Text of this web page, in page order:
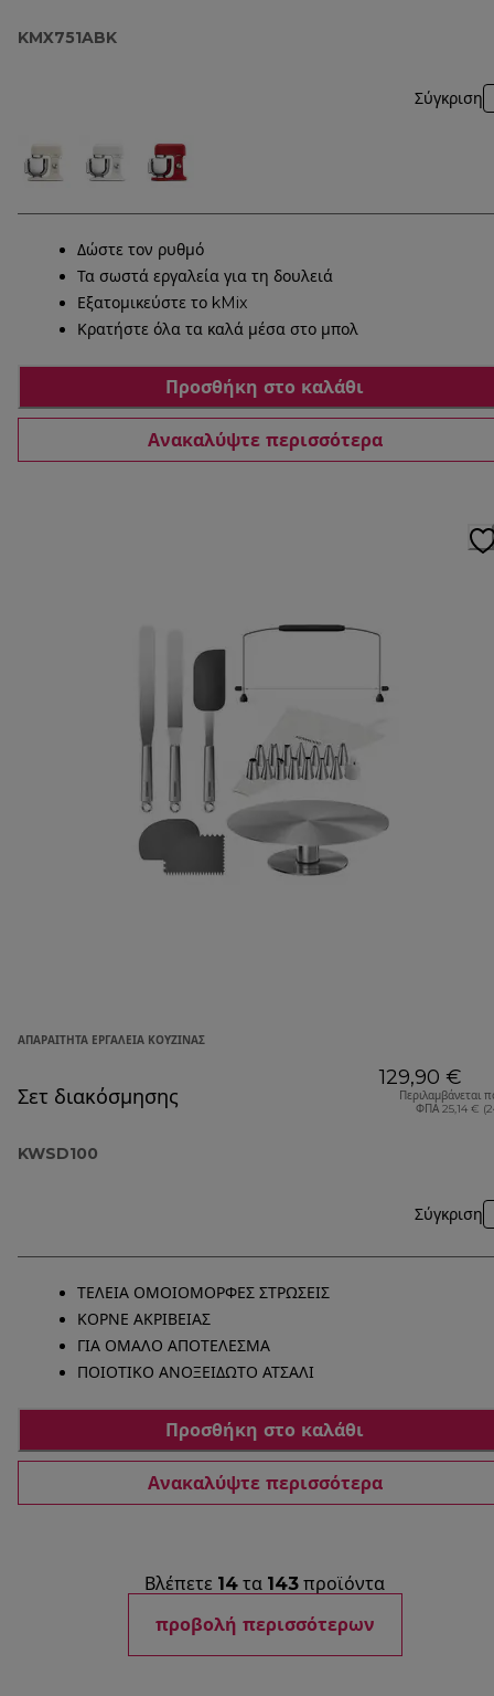
KMX751ABK
Σύγκριση
Δώστε τον ρυθμό
Τα σωστά εργαλεία για τη δουλειά
Εξατομικεύστε το kMix
Κρατήστε όλα τα καλά μέσα στο μπολ
Προσθήκη στο καλάθι
Ανακαλύψτε περισσότερα
ΑΠΑΡΑΊΤΗΤΑ ΕΡΓΑΛΕΊΑ ΚΟΥΖΊΝΑΣ
Σετ διακόσμησης
KWSD100
129,90 €
Περιλαμβάνεται
ΦΠΑ 25,14 €
Σύγκριση
ΤΕΛΕΙΑ ΟΜΟΙΟΜΟΡΦΕΣ ΣΤΡΩΣΕΙΣ
ΚΟΡΝΕ ΑΚΡΙΒΕΙΑΣ
ΓΙΑ ΟΜΑΛΟ ΑΠΟΤΕΛΕΣΜΑ
ΠΟΙΟΤΙΚΟ ΑΝΟΞΕΙΔΩΤΟ ΑΤΣΑΛΙ
Προσθήκη στο καλάθι
Ανακαλύψτε περισσότερα
Βλέπετε 14 τα 143 προϊόντα
προβολή περισσότερων